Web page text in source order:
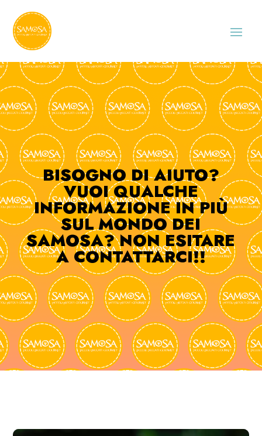
BISOGNO DI AIUTO?
VUOI QUALCHE
INFORMAZIONE IN PIÙ
SUL MONDO DEI
SAMOSA? NON ESITARE
A CONTATTARCI!!